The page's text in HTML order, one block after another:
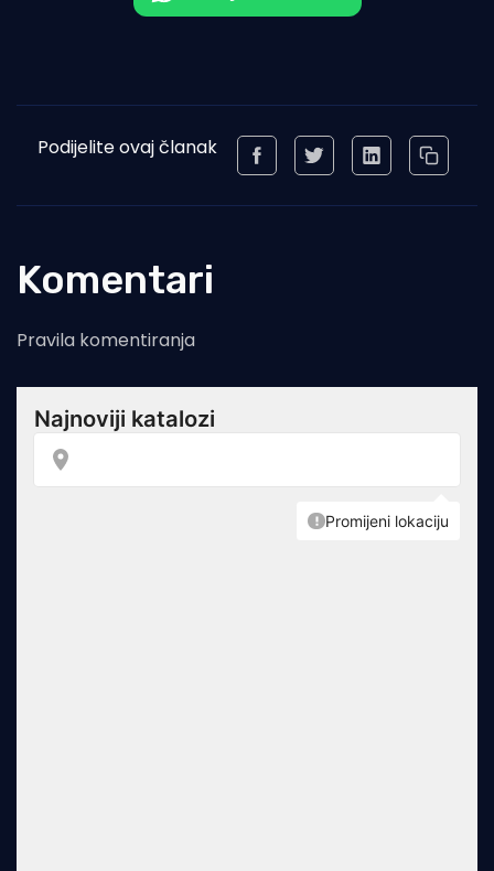
Podijelite ovaj članak
Komentari
Pravila komentiranja